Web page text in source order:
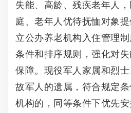
失能、高龄、残疾老年人
庭、老年人优待抚恤对象
立公办养老机构入住管理
条件和排序规则，强化对
保障。现役军人家属和烈
故军人的遗属，符合规定
机构的，同等条件下优先